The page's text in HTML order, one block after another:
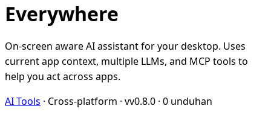
Everywhere
On-screen aware AI assistant for your desktop. Uses
current app context, multiple LLMs, and MCP tools to
help you act across apps.
AI Tools · Cross-platform · vv0.8.0 · 0 unduhan